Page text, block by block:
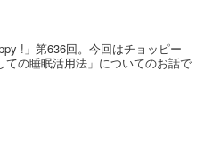
!」第636回。今回はチョッピー
の睡眠活用法」についてのお話で